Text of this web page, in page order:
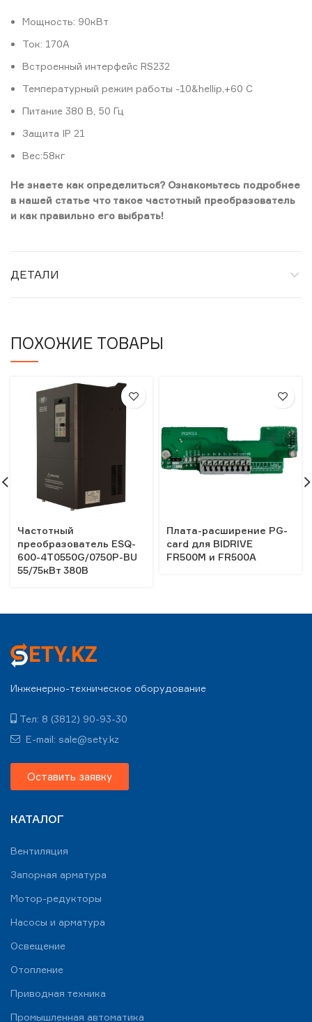
Мощность: 90кВт
Ток: 170А
Встроенный интерфейс RS232
Температурный режим работы -10&hellip,+60 С
Питание 380 В, 50 Гц
Защита IP 21
Вес:58кг
Не знаете как определиться? Ознакомьтесь подробнее
в нашей статье что такое частотный преобразователь
и как правильно его выбрать!
ДЕТАЛИ
ПОХОЖИЕ ТОВАРЫ
Частотный
преобразователь ESQ-
600-4T0550G/0750P-BU
55/75кВт 380В
Плата-расширение PG-
card для BIDRIVE
FR500M и FR500A
Инженерно-техническое оборудование
Тел: 8 (3812) 90-93-30
E-mail: sale@sety.kz
Оставить заявку
КАТАЛОГ
Вентиляция
Запорная арматура
Мотор-редукторы
Насосы и арматура
Освещение
Отопление
Приводная техника
Промышленная автоматика